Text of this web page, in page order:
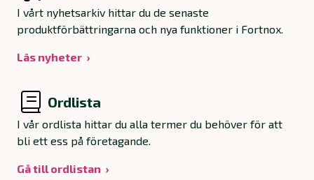
I vårt nyhetsarkiv hittar du de senaste
produktförbättringarna och nya funktioner i Fortnox.
Läs nyheter
Ordlista
I vår ordlista hittar du alla termer du behöver för att
bli ett ess på företagande.
Gå till ordlistan